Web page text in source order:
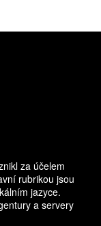
za účelem
rubrikou jsou
jazyce.
a servery